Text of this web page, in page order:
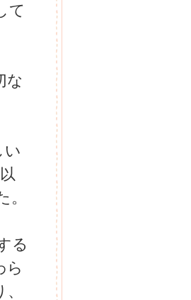
て
な
い
る
ら